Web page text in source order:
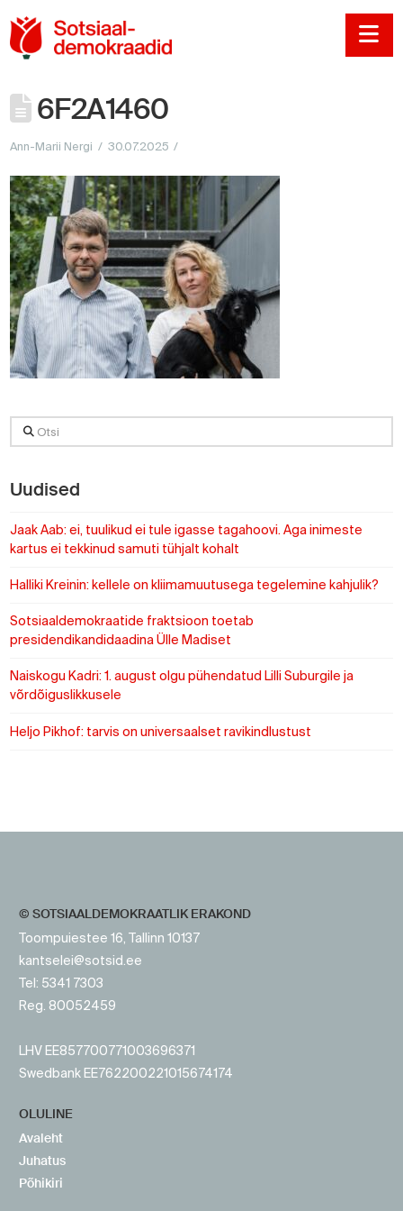
6F2A1460
Ann-Marii Nergi 30.07.2025
Otsi
Uudised
Jaak Aab: ei, tuulikud ei tule igasse tagahoovi. Aga inimeste
kartus ei tekkinud samuti tühjalt kohalt
Halliki Kreinin: kellele on kliimamuutusega tegelemine kahjulik?
Sotsiaaldemokraatide fraktsioon toetab
presidendikandidaadina Ülle Madiset
Naiskogu Kadri: 1. august olgu pühendatud Lilli Suburgile ja
võrdõiguslikkusele
Heljo Pikhof: tarvis on universaalset ravikindlustust
© SOTSIAALDEMOKRAATLIK ERAKOND
Toompuiestee 16, Tallinn 10137
kantselei@sotsid.ee
Tel: 5341 7303
Reg. 80052459
LHV EE857700771003696371
Swedbank EE762200221015674174
OLULINE
Avaleht
Juhatus
Põhikiri